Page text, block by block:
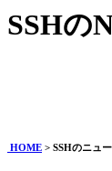
SSHの
HOME > SSHのニュ